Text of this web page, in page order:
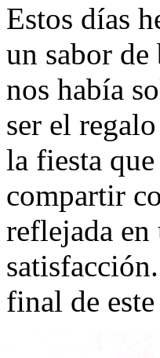
Estos días
un sabor
nos había
ser el
la fiesta
compartir
reflejada en
final de